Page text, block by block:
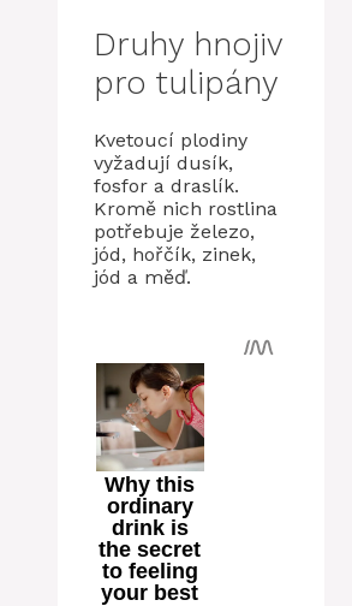
Druhy hnojiv
pro tulipány
Kvetoucí plodiny
vyžadují dusík,
fosfor a draslík.
Kromě nich rostlina
potřebuje železo,
jód, hořčík, zinek,
jód a měď.